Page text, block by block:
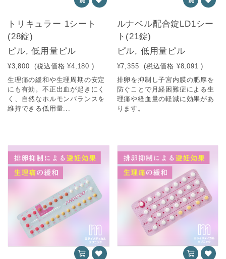
トリキュラー 1シート
(28錠)
ピル, 低用量ピル
¥3,800 (税込価格 ¥4,180 )
生理痛の緩和や生理周期の安定
にも有効。不正出血が起きにく
く、自然なホルモンバランスを
維持できる低用量...
ルナベル配合錠LD1シー
ト(21錠)
ピル, 低用量ピル
¥7,355 (税込価格 ¥8,091 )
排卵を抑制し子宮内膜の肥厚を
防ぐことで月経困難症による生
理痛や経血量の軽減に効果があ
ります。